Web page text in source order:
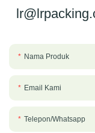
Nama Produk
Email Kami
Telepon/whatsapp